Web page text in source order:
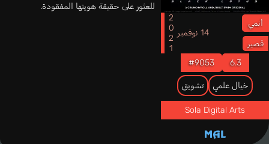
أنمي
قصير
14 نوفمبر 2021
6.3
#9053
خيال علمي تشويق
Sola Digital Arts
للعثور على حقيقة هويتها المفقودة.